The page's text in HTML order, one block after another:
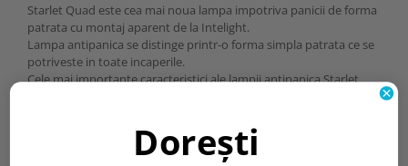
Starlet Quad este cea mai noua lampa impotriva panicii de forma
patrata cu montaj aparent de la Intelight.
Lampa antipanica se distinge printr-o forma simpla patrata ce se
potriveste in toate incaperile.
Cele mai importante caracteristici ale lampii antipanica Starlet
deschise inalte, si coridoare inalte;
-fluxuri luminoase variate: 150,250 si 350lm;
Dorești